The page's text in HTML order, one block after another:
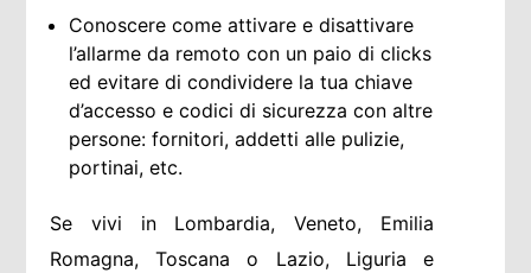
Conoscere come attivare e disattivare
l’allarme da remoto con un paio di clicks
ed evitare di condividere la tua chiave
d’accesso e codici di sicurezza con altre
persone: fornitori, addetti alle pulizie,
portinai, etc.
Se vivi in Lombardia, Veneto, Emilia
Romagna, Toscana o Lazio, Liguria e